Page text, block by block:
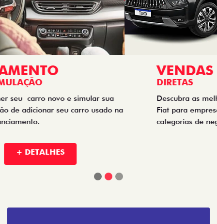
VENDAS
DIRETAS
Descubra as melhores soluções e descontos em um novo
Fiat para empresas, produtores rurais, taxistas e outras
categorias de negócios.